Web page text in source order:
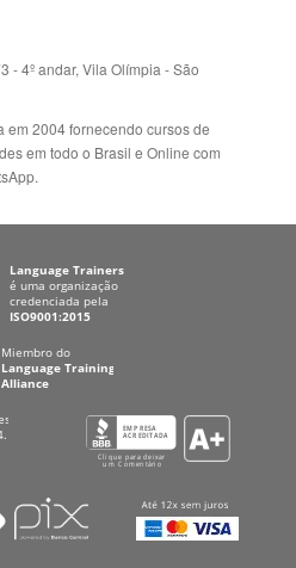
4º andar, Vila Olímpia - São
2004 fornecendo cursos de
em todo o Brasil e Online com